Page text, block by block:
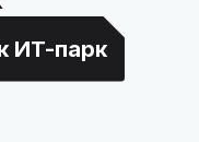
ИТ-парк